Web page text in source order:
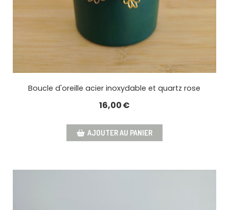
Boucle d'oreille acier inoxydable et quartz rose
16,00€
AJOUTER AU PANIER